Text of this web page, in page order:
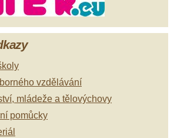
vzdělávání
mládeže a tělovýchovy
pomůcky